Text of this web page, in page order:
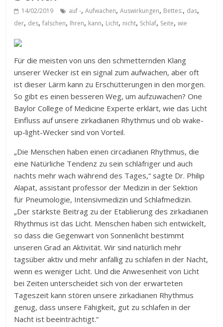
14/02/2019 auf -,Aufwachen,Auswirkungen, Bettes:, das,
der, des,falschen, Ihren, kann, Licht, nicht, Schlaf, Seite,wie
Für die meisten von uns den schmetternden Klang
unserer Wecker ist ein signal zum aufwachen, aber oft
ist dieser Lärm kann zu Erschütterungen in den morgen.
So gibt es einen besseren Weg, um aufzuwachen? One
Baylor College of Medicine Experte erklärt, wie das Licht
Einfluss auf unsere zirkadianen Rhythmus und ob wake-
up-light-Wecker sind von Vorteil.
„Die Menschen haben einen circadianen Rhythmus, die
eine Natürliche Tendenz zu sein schläfriger und auch
nachts mehr wach während des Tages,“ sagte Dr. Philip
Alapat, assistant professor der Medizin in der Sektion
für Pneumologie, Intensivmedizin und Schlafmedizin.
„Der stärkste Beitrag zu der Etablierung des zirkadianen
Rhythmus ist das Licht. Menschen haben sich entwickelt,
so dass die Gegenwart von Sonnenlicht bestimmt
unseren Grad an Aktivität. Wir sind natürlich mehr
tagsüber aktiv und mehr anfällig zu schlafen in der Nacht,
wenn es weniger Licht. Und die Anwesenheit von Licht
bei Zeiten unterscheidet sich von der erwarteten
Tageszeit kann stören unsere zirkadianen Rhythmus
genug, dass unsere Fähigkeit, gut zu schlafen in der
Nacht ist beeinträchtigt.“